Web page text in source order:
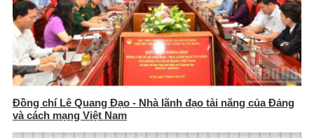
Đồng chí Lê Quang Đạo - Nhà lãnh đạo tài năng của Đảng
và cách mạng Việt Nam